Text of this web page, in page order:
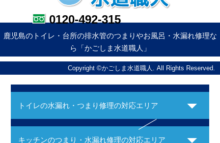
0120-492-315
鹿児島のトイレ・台所の排水管のつまりやお風呂・水漏れ修理な
ら「かごしま水道職人」
Copyright ©かごしま水道職人. All Rights Reserved.
トイレの水漏れ・つまり修理の対応エリア
キッチンのつまり・水漏れ修理の対応エリア